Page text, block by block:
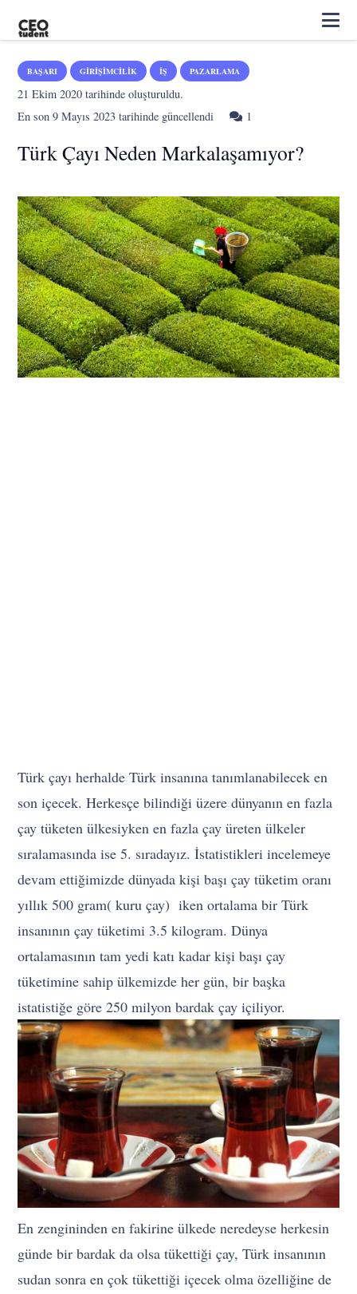
BAŞARI GIRIŞIMCILIK İŞ PAZARLAMA
21 Ekim 2020 tarihinde oluşturuldu.
En son9 Mayıs 2023 tarihinde güncellendi 1
Türk Çayı Neden Markalaşamıyor?
Türk çayı herhalde Türk insanına tanımlanabilecek en
son içecek. Herkesçe bilindiği üzere dünyanın en fazla
çay tüketen ülkesiyken en fazla çay üreten ülkeler
sıralamasında ise 5. sıradayız. İstatistikleri incelemeye
devam ettiğimizde dünyada kişi başı çay tüketim oranı
yıllık 500 gram( kuru çay) iken ortalama bir Türk
insanının çay tüketimi 3.5 kilogram. Dünya
ortalamasının tam yedi katı kadar kişi başı çay
tüketimine sahip ülkemizde her gün, bir başka
istatistiğe göre 250 milyon bardak çay içiliyor.
En zengininden en fakirine ülkede neredeyse herkesin
günde bir bardak da olsa tükettiği çay, Türk insanının
sudan sonra en çok tükettiği içecek olma özelliğine de